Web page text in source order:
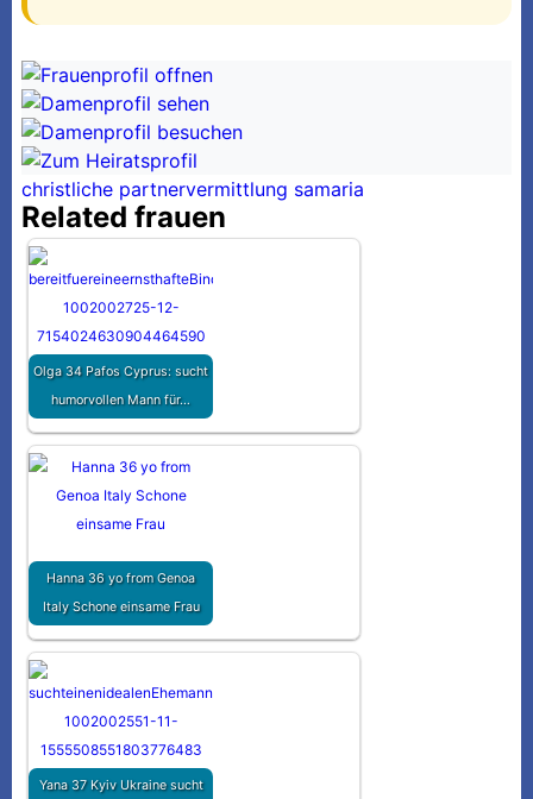
christliche partnervermittlung samaria
Related frauen
Olga 34 Pafos Cyprus: sucht
humorvollen Mann für…
Hanna 36 yo from Genoa
Italy Schone einsame Frau
Yana 37 Kyiv Ukraine sucht